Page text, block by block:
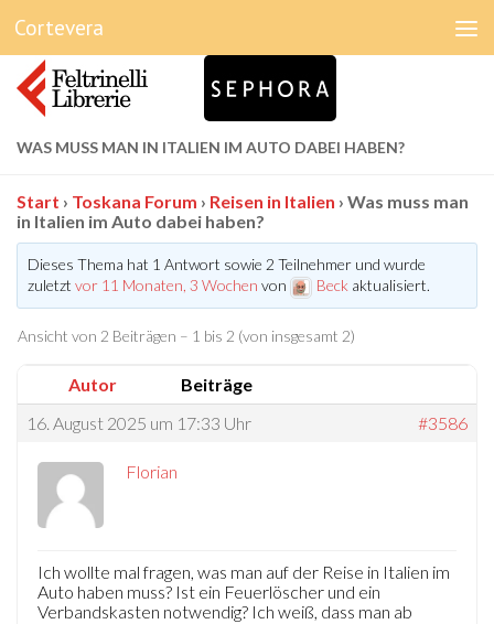
Unter dem Inhalt
Cortevera
WAS MUSS MAN IN ITALIEN IM AUTO DABEI HABEN?
Start › Toskana Forum › Reisen in Italien › Was muss man
in Italien im Auto dabei haben?
Dieses Thema hat 1 Antwort sowie 2 Teilnehmer und wurde
zuletztvor 11 Monaten, 3 Wochen von Beck aktualisiert.
Ansicht von 2 Beiträgen – 1 bis 2 (von insgesamt 2)
Autor
Beiträge
16. August 2025 um 17:33 Uhr
#3586
Florian
Ich wollte mal fragen, was man auf der Reise in Italien im
Auto haben muss? Ist ein Feuerlöscher und ein
Verbandskasten notwendig? Ich weiß, dass man ab